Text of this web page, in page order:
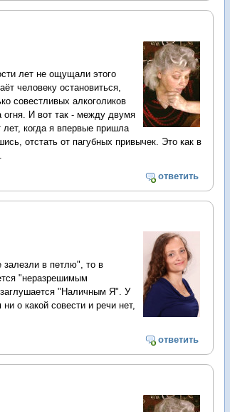
лет не ощущали этого
человеку остановиться,
совестливых алкоголиков
огня. И вот так - между двумя
когда я впервые пришла
отстать от пагубных привычек. Это как в
ответить
залезли в петлю", то в
"неразрешимым
заглушается "Наличным Я". У
о какой совести и речи нет,
ответить